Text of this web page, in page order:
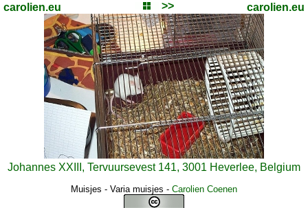
carolien.eu >> carolien.eu
Johannes XXIII, Tervuursevest 141, 3001 Heverlee, Belgium
Muisjes - Varia muisjes - Carolien Coenen